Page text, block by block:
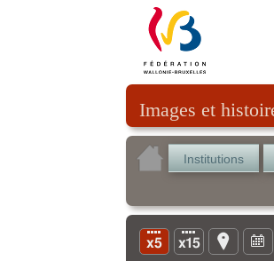
Images et
Institutions